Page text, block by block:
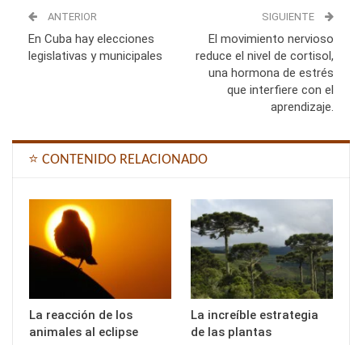
ANTERIOR
En Cuba hay elecciones
legislativas y municipales
SIGUIENTE
El movimiento nervioso
reduce el nivel de cortisol,
una hormona de estrés
que interfiere con el
aprendizaje.
⭐ CONTENIDO RELACIONADO
La reacción de los
animales al eclipse
La increíble estrategia
de las plantas